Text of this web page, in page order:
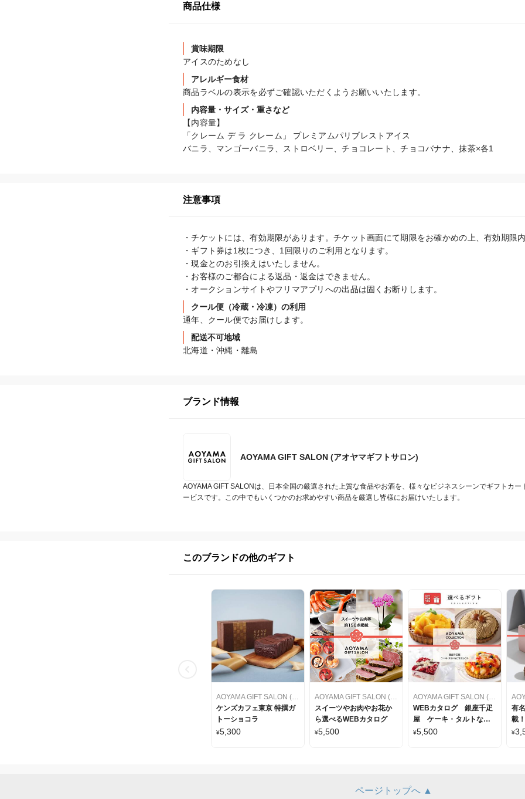
商品仕様
賞味期限
アイスのためなし
アレルギー食材
商品ラベルの表示を必ずご確認いただくようお願いいたします。
内容量・サイズ・重さなど
【内容量】
「クレーム デ ラ クレーム」 プレミアムパリブレストアイス
バニラ、マンゴーバニラ、ストロベリー、チョコレート、チョコバナナ、抹茶×各1
注意事項
・チケットには、有効期限があります。チケット画面にて期限をお確かめの上、有効期限
・ギフト券は1枚につき、1回限りのご利用となります。
・現金とのお引換えはいたしません。
・お客様のご都合による返品・返金はできません。
・オークションサイトやフリマアプリへの出品は固くお断りします。
クール便（冷蔵・冷凍）の利用
通年、クール便でお届けします。
配送不可地域
北海道・沖縄・離島
ブランド情報
AOYAMA GIFT SALON (アオヤマギフトサロン)
AOYAMA GIFT SALONは、日本全国の厳選された上質な食品やお酒を、様々なビジネスシーンでギフトカー
ービスです。この中でもいくつかのお求めやすい商品を厳選し皆様にお届けいたします。
このブランドの他のギフト
ケンズカフェ東京 特撰ガ
トーショコラ
¥5,300
スイーツやお肉やお花か
ら選べるWEBカタログ
¥5,500
WEBカタログ 銀座千疋
屋 ケーキ・タルトなど
をセレクト
¥5,500
有
載
カ
¥
ページトップへ ▲